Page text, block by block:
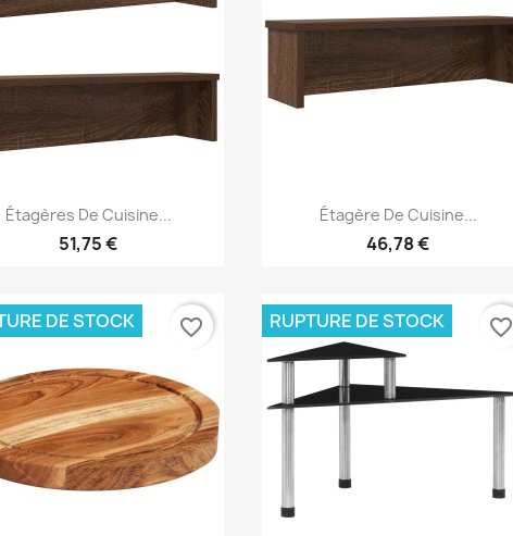
Aperçu rapide
Étagères De Cuisine...
51,75 €
Aperçu rapide
Étagère De Cuisine...
46,78 €
DE STOCK favorite_border RUPTURE DE STOCK favorite_border